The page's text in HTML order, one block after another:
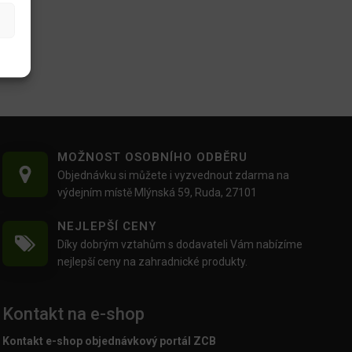
MOŽNOST OSOBNÍHO ODBĚRU
Objednávku si můžete i vyzvednout zdarma na
výdejním místě Mlýnská 59, Ruda, 27101
NEJLEPŠÍ CENY
Díky dobrým vztahům s dodavateli Vám nabízíme
nejlepší ceny na zahradnické produkty.
Kontakt na e-shop
Kontakt e-shop objednávkový portál ZCB